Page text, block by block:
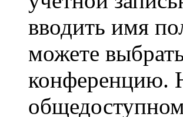
вводить имя
можете
конференцию.